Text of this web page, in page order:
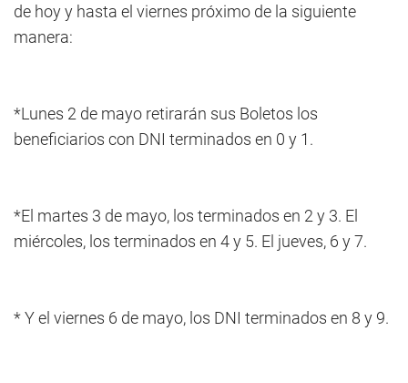
de hoy y hasta el viernes próximo de la siguiente
manera:
*Lunes 2 de mayo retirarán sus Boletos los
beneficiarios con DNI terminados en 0 y 1.
*El martes 3 de mayo, los terminados en 2 y 3. El
miércoles, los terminados en 4 y 5. El jueves, 6 y 7.
* Y el viernes 6 de mayo, los DNI terminados en 8 y 9.